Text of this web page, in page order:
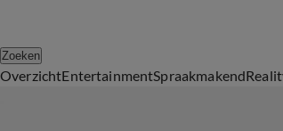
Zoeken
OverzichtEntertainmentSpraakmakend